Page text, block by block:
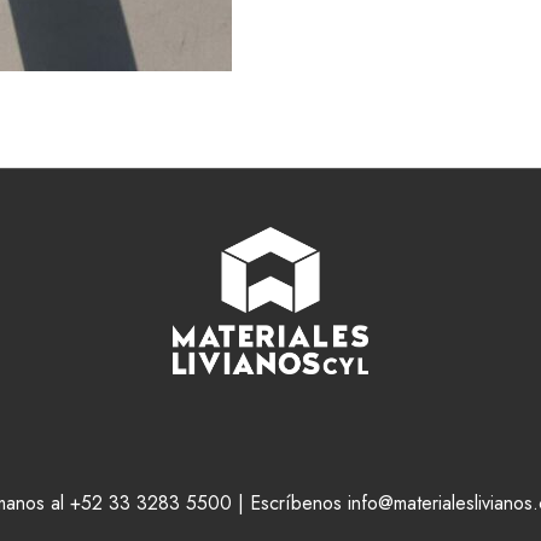
al +52 33 3283 5500 | Escríbenos